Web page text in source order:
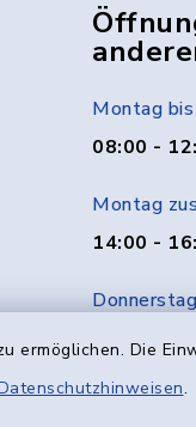
ermöglichen. Die
.
Montag
08:00 -
Montag
14:00 -
14:00 -
Freitag